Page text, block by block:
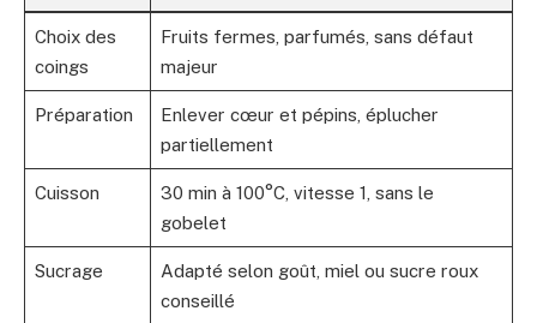
Choix des
coings
Fruits fermes, parfumés, sans défaut
majeur
Préparation
Enlever cœur et pépins, éplucher
partiellement
Cuisson
30 min à 100°C, vitesse 1, sans le
gobelet
Sucrage
Adapté selon goût, miel ou sucre roux
conseillé